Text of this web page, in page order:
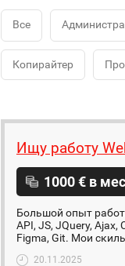
Все
Копирайтер
Ищу работу
1000 € в
Большой опыт
API, JS, JQuery,
Figma, Git. Мои
20.11.2025